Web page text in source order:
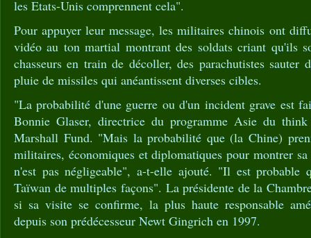
les Etats-Unis comprennent cela".
Pour appuyer leur message, les militaires chinois ont
vidéo au ton martial montrant des soldats criant qu'ils
chasseurs en train de décoller, des parachutistes sauter
pluie de missiles qui anéantissent diverses cibles.
"La probabilité d'une guerre ou d'un incident grave est
Bonnie Glaser, directrice du programme Asie du
Marshall Fund. "Mais la probabilité que (la Chine)
militaires, économiques et diplomatiques pour montrer
n'est pas négligeable", a-t-elle ajouté. "Il est probable
Taïwan de multiples façons". La présidente de la
si sa visite se confirme, la plus haute responsable
depuis son prédécesseur Newt Gingrich en 1997.